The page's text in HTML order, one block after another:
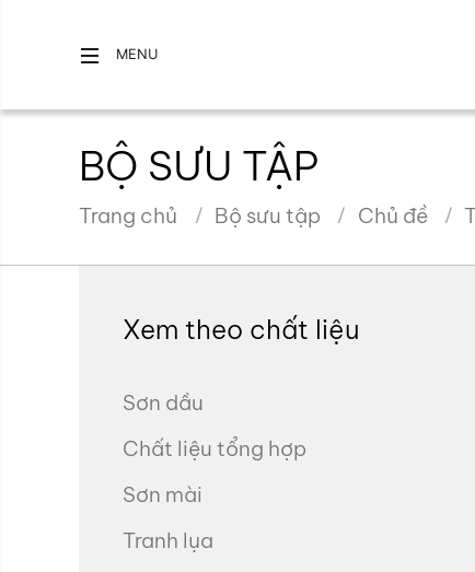
MENU
BỘ SƯU TẬP
Trang chủ Bộ sưu tập Chủ đề
Xem theo chất liệu
Sơn dầu
Chất liệu tổng hợp
Sơn mài
Tranh lụa